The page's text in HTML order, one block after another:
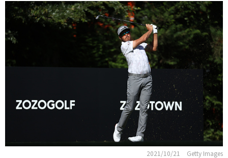
2021/10/21 Getty Images